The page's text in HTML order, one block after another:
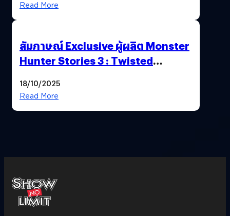
Read More
สัมภาษณ์ Exclusive ผู้ผลิต Monster
Hunter Stories 3 : Twisted
สวยฉ่ำ !
18/10/2025
Read More